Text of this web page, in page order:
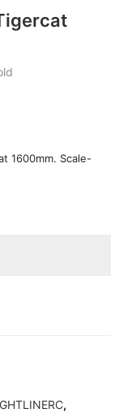
1600mm. Scale-
,